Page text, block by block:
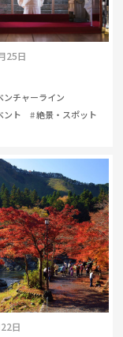
25日
ンチャーライン
ント
絶景・スポット
日